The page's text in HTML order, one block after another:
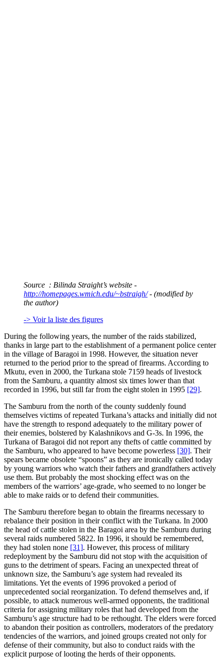
Source : Bilinda Straight’s website -
http://homepages.wmich.edu/~bstraigh/- (modified by
the author)
-> Voir la liste des figures
During the following years, the number of the raids stabilized,
thanks in large part to the establishment of a permanent police center
in the village of Baragoi in 1998. However, the situation never
returned to the period prior to the spread of firearms. According to
Mkutu, even in 2000, the Turkana stole 7159 heads of livestock
from the Samburu, a quantity almost six times lower than that
recorded in 1996, but still far from the eight stolen in 1995 [29].
The Samburu from the north of the county suddenly found
themselves victims of repeated Turkana’s attacks and initially did not
have the strength to respond adequately to the military power of
their enemies, bolstered by Kalashnikovs and G-3s. In 1996, the
Turkana of Baragoi did not report any thefts of cattle committed by
the Samburu, who appeared to have become powerless [30]. Their
spears became obsolete “spoons” as they are ironically called today
by young warriors who watch their fathers and grandfathers actively
use them. But probably the most shocking effect was on the
members of the warriors’ age-grade, who seemed to no longer be
able to make raids or to defend their communities.
The Samburu therefore began to obtain the firearms necessary to
rebalance their position in their conflict with the Turkana. In 2000
the head of cattle stolen in the Baragoi area by the Samburu during
several raids numbered 5822. In 1996, it should be remembered,
they had stolen none [31]. However, this process of military
redeployment by the Samburu did not stop with the acquisition of
guns to the detriment of spears. Facing an unexpected threat of
unknown size, the Samburu’s age system had revealed its
limitations. Yet the events of 1996 provoked a period of
unprecedented social reorganization. To defend themselves and, if
possible, to attack numerous well-armed opponents, the traditional
criteria for assigning military roles that had developed from the
Samburu’s age structure had to be rethought. The elders were forced
to abandon their position as controllers, moderators of the predatory
tendencies of the warriors, and joined groups created not only for
defense of their community, but also to conduct raids with the
explicit purpose of looting the herds of their opponents.